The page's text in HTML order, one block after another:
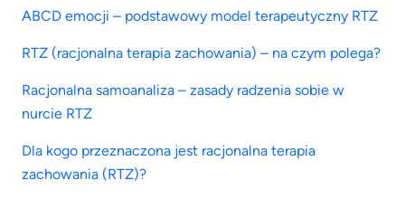
ABCD emocji – podstawowy model terapeutyczny RTZ
RTZ (racjonalna terapia zachowania) – na czym polega?
Racjonalna samoanaliza – zasady radzenia sobie w
nurcie RTZ
Dla kogo przeznaczona jest racjonalna terapia
zachowania (RTZ)?